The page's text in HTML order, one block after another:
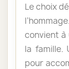
Le choix
convient à
la famille.
pour